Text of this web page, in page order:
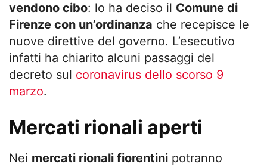
vendono cibo: lo ha deciso il Comune di
Firenze con un’ordinanza che recepisce le
nuove direttive del governo. L’esecutivo
infatti ha chiarito alcuni passaggi del
decreto sul coronavirus dello scorso 9
marzo.
Mercati rionali aperti
Nei mercati rionali fiorentini potranno